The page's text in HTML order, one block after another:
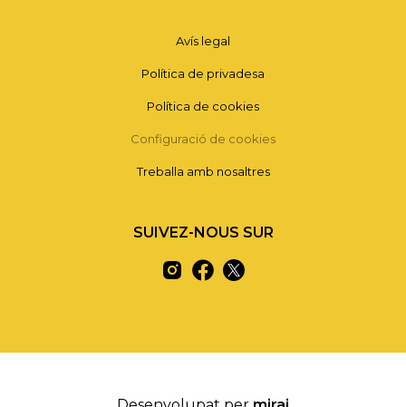
Avís legal
Política de privadesa
Política de cookies
Configuració de cookies
Treballa amb nosaltres
SUIVEZ-NOUS SUR